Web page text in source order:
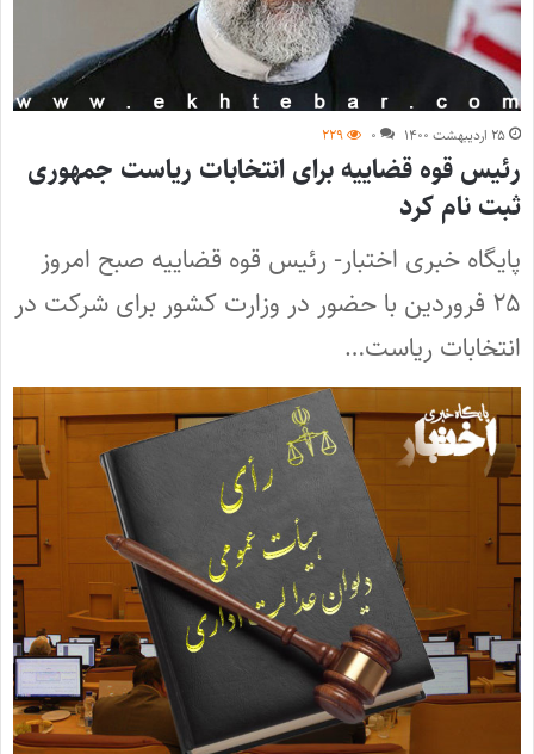
۲۵ اردیبهشت ۱۴۰۰ ۰ ۲۲۹
رئیس قوه قضاییه برای انتخابات ریاست‌ جمهوری
ثبت نام کرد
پایگاه خبری اختبار- رئیس قوه قضاییه صبح امروز
۲۵ فروردین با حضور در وزارت کشور برای شرکت در
انتخابات ریاست‌…